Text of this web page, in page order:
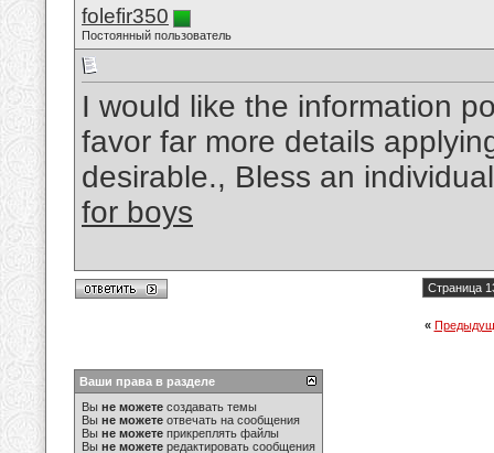
folefir350
Постоянный пользователь
I would like the information
favor far more details
desirable., Bless an
for boys
Страница
«
Ваши права в разделе
Вы не можете создавать темы
Вы не можете отвечать на сообщения
Вы не можете прикреплять файлы
Вы не можете редактировать сообщения